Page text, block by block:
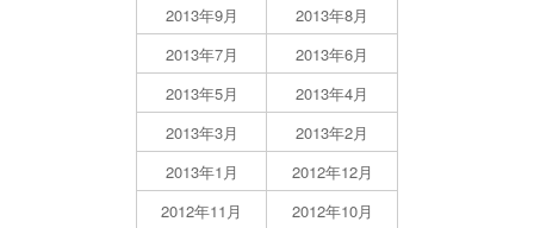
2013年9月
2013年8月
2013年7月
2013年6月
2013年5月
2013年4月
2013年3月
2013年2月
2013年1月
2012年12月
2012年11月
2012年10月